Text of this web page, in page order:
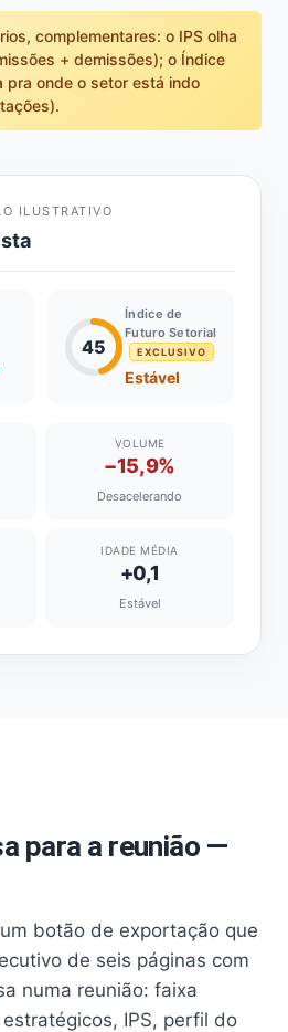
complementares: o IPS olha
+ demissões); o Índice
pra onde o setor está indo
ILUSTRATIVO
45
Índice de
Futuro Setorial
EXCLUSIVO
Estável
VOLUME
−15,9%
Desacelerando
IDADE MÉDIA
+0,1
Estável
para a reunião —
botão de exportação que
de seis páginas com
numa reunião: faixa
IPS, perfil do